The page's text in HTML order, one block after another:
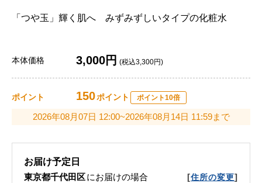
「つや玉」輝く肌へ みずみずしいタイプの化粧水
本体価格 3,000円 (税込3,300円)
ポイント 150ポイント ポイント10倍
2026年08月07日 12:00~2026年08月14日 11:59まで
お届け予定日
東京都千代田区にお届けの場合 [住所の変更]